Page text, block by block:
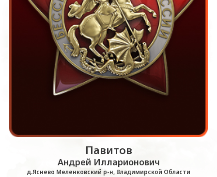
Павитов
Андрей Илларионович
д.Яснево Меленковский р-н, Владимирской Области